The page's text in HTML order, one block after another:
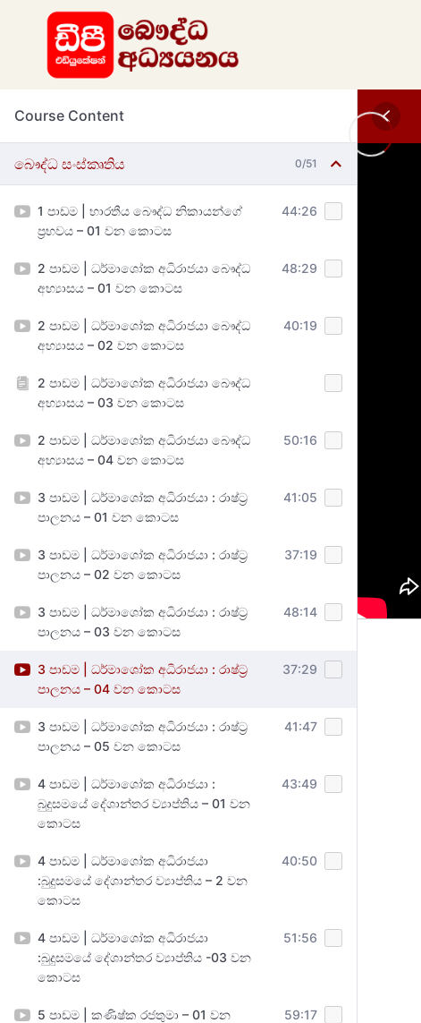
Course Content
බෞද්ධ සංස්කෘතිය 0/51
1 පාඩම | භාරතීය බෞද්ධ නිකායන්ගේ
ප්‍රභවය – 01 වන කොටස
44:26
2 පාඩම | ධර්මාශෝක අධිරාජයා බෞද්ධ
අභ්‍යාසය – 01 වන කොටස
48:29
2 පාඩම | ධර්මාශෝක අධිරාජයා බෞද්ධ
අභ්‍යාසය – 02 වන කොටස
40:19
2 පාඩම | ධර්මාශෝක අධිරාජයා බෞද්ධ
අභ්‍යාසය – 03 වන කොටස
2 පාඩම | ධර්මාශෝක අධිරාජයා බෞද්ධ
අභ්‍යාසය – 04 වන කොටස
50:16
3 පාඩම | ධර්මාශෝක අධිරාජයා : රාෂ්ට්‍ර
පාලනය – 01 වන කොටස
41:05
3 පාඩම | ධර්මාශෝක අධිරාජයා : රාෂ්ට්‍ර
පාලනය – 02 වන කොටස
37:19
3 පාඩම | ධර්මාශෝක අධිරාජයා : රාෂ්ට්‍ර
පාලනය – 03 වන කොටස
48:14
3 පාඩම | ධර්මාශෝක අධිරාජයා : රාෂ්ට්‍ර
පාලනය – 04 වන කොටස
37:29
3 පාඩම | ධර්මාශෝක අධිරාජයා : රාෂ්ට්‍ර
පාලනය – 05 වන කොටස
41:47
4 පාඩම | ධර්මාශෝක අධිරාජයා :
බුදුසමයේ දේශාන්තර ව්‍යාප්තිය – 01 වන
කොටස
43:49
4 පාඩම | ධර්මාශෝක අධිරාජයා
:බුදුසමයේ දේශාන්තර ව්‍යාප්තිය – 2 වන
කොටස
40:50
4 පාඩම | ධර්මාශෝක අධිරාජයා
:බුදුසමයේ දේශාන්තර ව්‍යාප්තිය -03 වන
කොටස
51:56
5 පාඩම | කණිෂ්ක රජතුමා – 01 වන
59:17